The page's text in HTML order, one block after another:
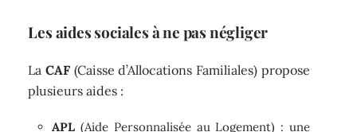
Les aides sociales à ne pas négliger
LaCAF (Caisse d’Allocations Familiales) propose
plusieurs aides :
APL (Aide Personnalisée au Logement) : une